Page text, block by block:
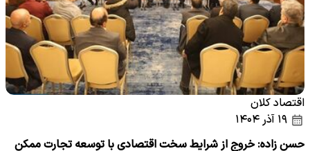
اقتصاد کلان
حسن زاده: خروج از شرایط سخت اقتصادی با توسعه تجارت ممکن